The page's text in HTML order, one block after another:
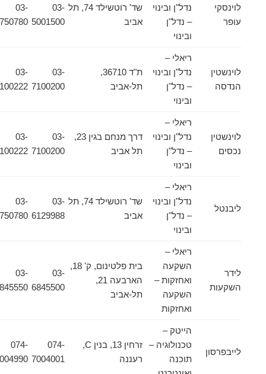
לוינסקי
עופר
נדל"ן ובינוי
– נדל"ן
ובינוי
שד' רוטשילד 74, תל
אביב
03-
5001500
5750780
לוינשטין
הנדסה
ריאלי –
נדל"ן ובינוי
– נדל"ן
ובינוי
ת"ד 36710,
תל-אביב
7100200
7100222
לוינשטין
נכסים
ריאלי –
נדל"ן ובינוי
– נדל"ן
ובינוי
דרך מנחם בגין 23,
תל אביב
03-
7100200
7100222
ליבנטל
ריאלי –
נדל"ן ובינוי
– נדל"ן
ובינוי
שד' רוטשילד 74, תל
אביב
03-
6129988
5750780
לידר
השקעות
ריאלי –
השקעה
ואחזקות –
השקעה
ואחזקות
בית פלטינום, ק' 18,
הארבעה 21,
תל-אביב
03-
6845500
6845550
לייבפרסון
הייטק –
טכנולוגיה –
תוכנה
זרחין 13, בנין C,
רעננה
074-
7004001
074-
7004990